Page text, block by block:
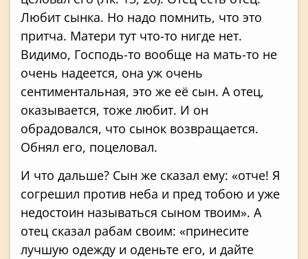
Любит сынка. Но надо помнить, что это
притча. Матери тут что-то нигде нет.
Видимо, Господь-то вообще на мать-то не
очень надеется, она уж очень
сентиментальная, это же её сын. А отец,
оказывается, тоже любит. И он
обрадовался, что сынок возвращается.
Обнял его, поцеловал.
И что дальше? Сын же сказал ему: «отче! Я
согрешил против неба и пред тобою и уже
недостоин называться сыном твоим». А
отец сказал рабам своим: «принесите
лучшую одежду и оденьте его, и дайте